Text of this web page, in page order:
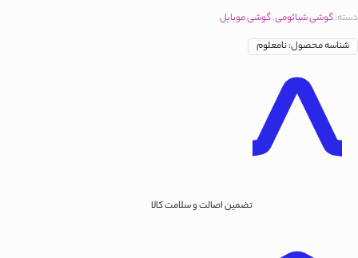
دسته:گوشی شیائومی,گوشی موبایل
شناسه محصول:نامعلوم
تضمین اصالت و سلامت کالا